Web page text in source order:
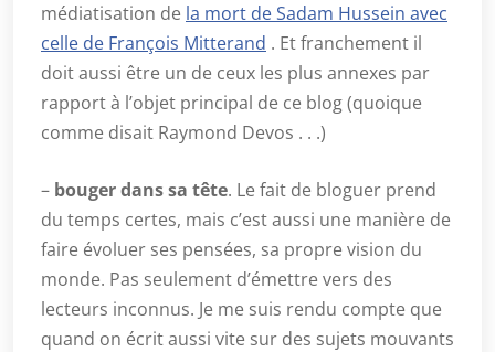
médiatisation de la mort de Sadam Hussein avec
celle de François Mitterand . Et franchement il
doit aussi être un de ceux les plus annexes par
rapport à l’objet principal de ce blog (quoique
comme disait Raymond Devos . . .)
– bouger dans sa tête. Le fait de bloguer prend
du temps certes, mais c’est aussi une manière de
faire évoluer ses pensées, sa propre vision du
monde. Pas seulement d’émettre vers des
lecteurs inconnus. Je me suis rendu compte que
quand on écrit aussi vite sur des sujets mouvants